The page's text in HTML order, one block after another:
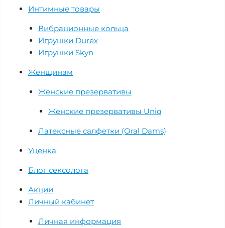
Интимные товары
Вибрационные кольца
Игрушки Durex
Игрушки Skyn
Женщинам
Женские презервативы
Женские презервативы Uniq
Латексные салфетки (Oral Dams)
Уценка
Блог сексолога
Акции
Личный кабинет
Личная информация